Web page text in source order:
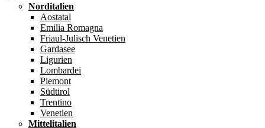
Norditalien
Aostatal
Emilia Romagna
Friaul-Julisch Venetien
Gardasee
Ligurien
Lombardei
Piemont
Südtirol
Trentino
Venetien
Mittelitalien